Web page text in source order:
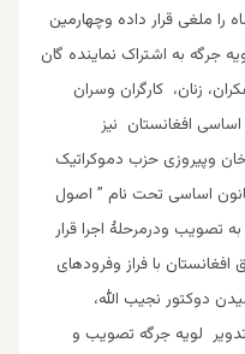
را ملغی قرار داده وچهارمین
سال 1355 با تدویر لویه جرگه به اشتراک نماینده گان
زنان، کارگران وسران
افغانستان نیز
وپیروزی حزب دموکراتیک
1359 پنجمین قانون اساسی تحت نام ” اصول
تصویب ودرمرحلۀ اجرا قرار
با فراز وفرودهای
دوکتور نجیب الله،
قانون اساسی درسال 1366 با تدویر لویه جرگه تصویب و